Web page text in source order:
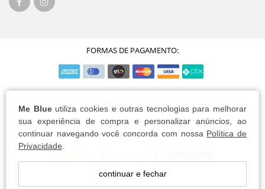
Me Blueutiliza cookies e outras tecnologias para melhorar
sua experiência de compra e personalizar anúncios, ao
continuar navegando você concorda com nossa Política de
Privacidade
continuar e fechar
FORMAS DE PAGAMENTO: